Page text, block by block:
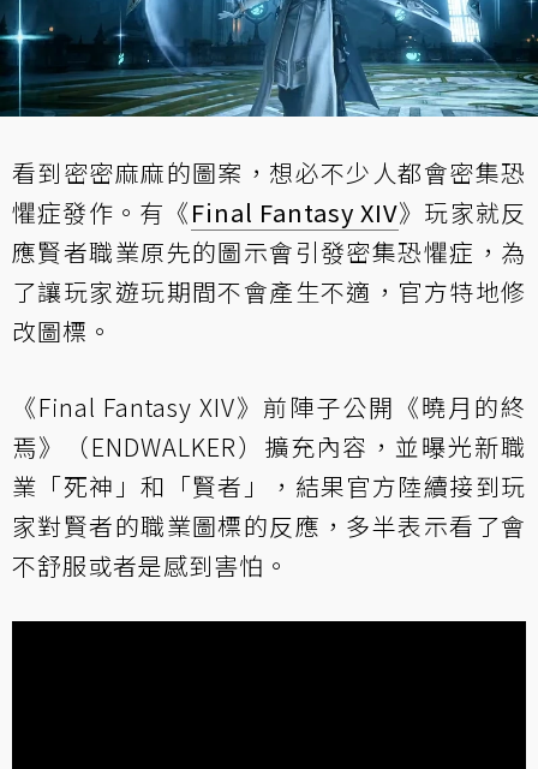
看到密密麻麻的圖案，想必不少人都會密集恐
懼症發作。有《Final Fantasy XIV》玩家就反
應賢者職業原先的圖示會引發密集恐懼症，為
了讓玩家遊玩期間不會產生不適，官方特地修
改圖標。
《Final Fantasy XIV》前陣子公開《曉月的終
焉》（ENDWALKER）擴充內容，並曝光新職
業「死神」和「賢者」，結果官方陸續接到玩
家對賢者的職業圖標的反應，多半表示看了會
不舒服或者是感到害怕。